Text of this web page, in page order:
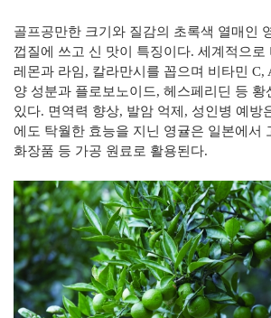
골프공만한 크기와 질감의 초록색 열매인
껍질에 쓰고 신 맛이 특징이다. 세계적으로
레몬과 라임, 칼라만시를 꼽으며 비타민 C,
양 성분과 플로보노이드, 헤스페리딘 등 황
있다. 면역력 향상, 발암 억제, 성인병 예방
에도 탁월한 효능을 지닌 영귤은 일본에서
화장품 등 가공 원료로 활용된다.